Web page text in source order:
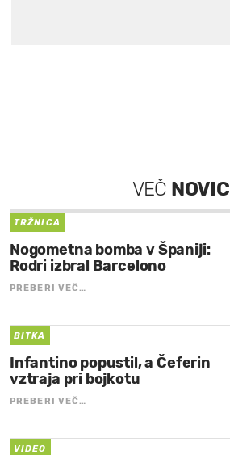
VEČ NOVIC
TRŽNICA
Nogometna bomba v Španiji:
Rodri izbral Barcelono
PREBERI VEČ…
BITKA
Infantino popustil, a Čeferin
vztraja pri bojkotu
PREBERI VEČ…
VIDEO